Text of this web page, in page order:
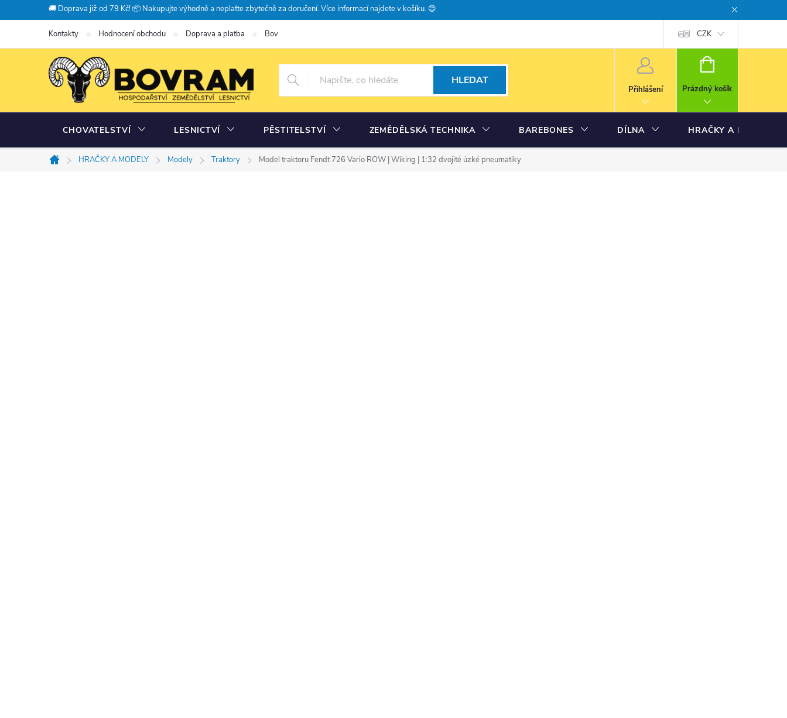
na
🚚 Doprava již od 79 Kč! 📦 Nakupujte výhodně a neplaťte zbytečně za doručení. Více informací najdete v košíku. 😊
Kontakty Hodnocení obchodu Doprava a platba Bovramova poradna CZK
HLEDAT
Přihlášení
NÁKUPNÍ
Prázdný košík
CHOVATELSTVÍ LESNICTVÍ PĚSTITELSTVÍ ZEMĚDĚLSKÁ TECHNIKA BAREBONES DÍLNA HRAČKY A MODELY
Domů
HRAČKY A MODELY Modely Traktory Model traktoru Fendt 726 Vario ROW | Wiking | 1:32 dvojité úzké pneumatiky